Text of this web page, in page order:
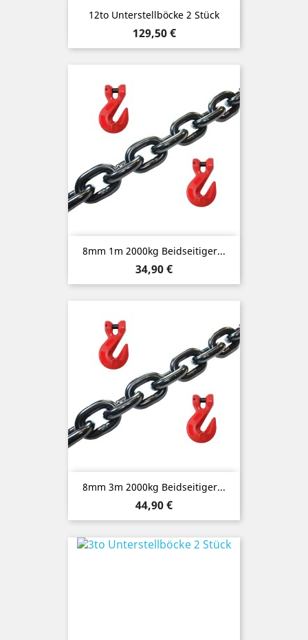
12to Unterstellböcke 2 Stück
Preis
129,50 €
8mm 1m 2000kg Beidseitiger...
Preis
34,90 €
8mm 3m 2000kg Beidseitiger...
Preis
44,90 €